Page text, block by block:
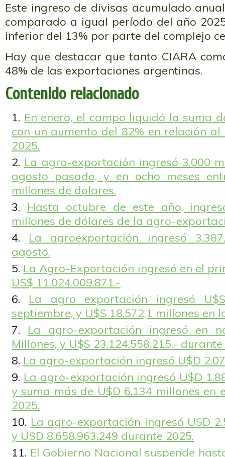
Este ingreso de divisas acumulado
comparado a igual período del año
inferior del 13% por parte del complejo
Hay que destacar que tanto CIARA
48% de las exportaciones argentinas.
Contenido relacionado
En enero, el campo liquidó la suma
con un aumento del 82% en relación
2025.
La agro-exportación ingresó 3.000
agosto pasado, y en ocho meses
millones de dolares.
Hasta octubre de este año,
millones de dólares de la agro-
La agroexportación ingresó
agosto.
La Agro-Exportación ingresó en el
US$ 11.024.009.871.-
La agro exportación ingresó
septiembre, y U$S 18.572,1 millones en
La agro-exportación ingresó en
Millones, y U$S 23.124.558.215.-
La agro-exportación ingresó U$D
La agro-exportación ingresó U$D
y suma más de U$D 6.134 millones en
2025.
La agro-exportación ingresó USD
y USD 8.658.963.249 durante 2025.
El Gobierno Nacional suspende